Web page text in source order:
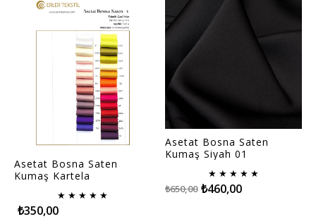
Asetat Bosna Saten
Kumaş Kartela
★ ★ ★ ★ ★
₺350,00
Asetat Bosna Saten
Kumaş Siyah 01
★ ★ ★ ★ ★
₺460,00
₺650,00